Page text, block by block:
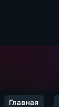
Главная